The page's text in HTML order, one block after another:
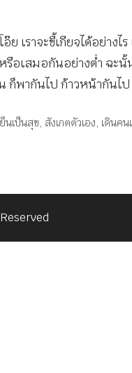
จะขี้เกียจได้อย่างไร
รือเสมอกันอย่างต่ำ ฉะ
พากันไป ก้าวหน้ากันไ
นเป็นสุข, สังเกตตัวเอง, เดินคน